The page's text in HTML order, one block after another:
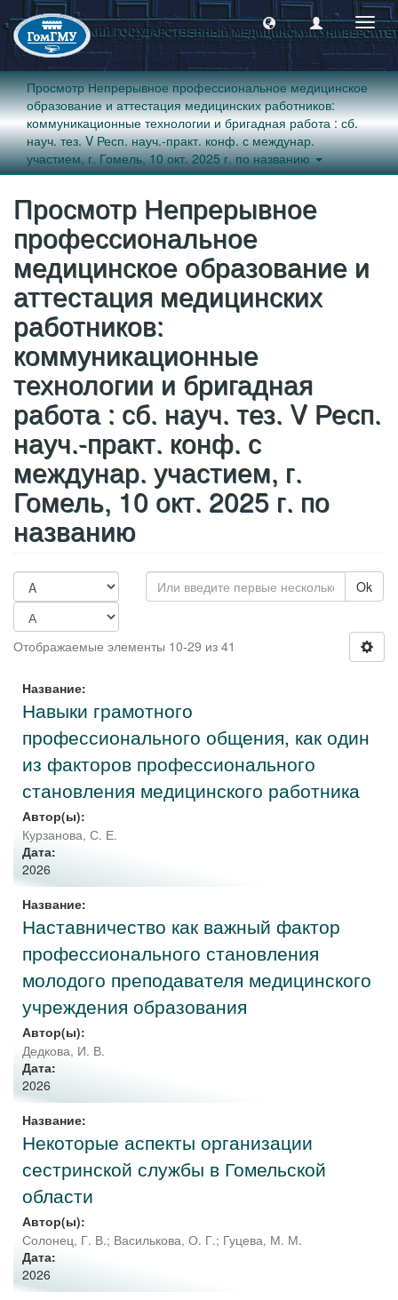
Просмотр Непрерывное профессиональное медицинское
образование и аттестация медицинских работников:
коммуникационные технологии и бригадная работа : сб.
науч. тез. V Респ. науч.-практ. конф. с междунар.
участием, г. Гомель, 10 окт. 2025 г. по названию
Просмотр Непрерывное
профессиональное
медицинское образование и
аттестация медицинских
работников:
коммуникационные
технологии и бригадная
работа : сб. науч. тез. V Респ.
науч.-практ. конф. с
междунар. участием, г.
Гомель, 10 окт. 2025 г. по
названию
Ok
Отображаемые элементы 10-29 из 41
Название:
Навыки грамотного
профессионального общения, как один
из факторов профессионального
становления медицинского работника
Автор(ы):
Курзанова, С. Е.
Дата:
2026
Название:
Наставничество как важный фактор
профессионального становления
молодого преподавателя медицинского
учреждения образования
Автор(ы):
Дедкова, И. В.
Дата:
2026
Название:
Некоторые аспекты организации
сестринской службы в Гомельской
области
Автор(ы):
Солонец, Г. В.; Василькова, О. Г.; Гуцева, М. М.
Дата:
2026